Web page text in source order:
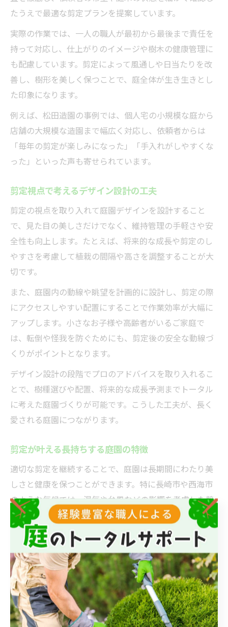
たうえで最適な剪定プランを提案しています。
実際の作業では、一人の職人が最初から最後まで責任を
持って対応し、仕上がりのイメージや樹木の健康管理に
も配慮しています。剪定によって風通しや日当たりを改
善し、樹形を美しく保つことで、庭全体が生き生きとし
た印象になります。
例えば、松田造園の事例では、個人宅の小規模な庭から
店舗の大規模な造園まで幅広く対応し、依頼者からは
「毎年の剪定が楽しみになった」「手入れがしやすくな
った」といった声も寄せられています。
剪定視点で考えるデザイン設計の工夫
剪定の視点を取り入れて庭園デザインを設計すること
で、見た目の美しさだけでなく、維持管理の手軽さや安
全性も向上します。たとえば、将来的な成長や剪定のし
やすさを考慮して植栽の間隔や高さを調整することが大
切です。
また、庭園内の動線や眺望を計画的に設計し、剪定の際
にアクセスしやすい配置にすることで作業効率が大幅に
アップします。小さなお子様や高齢者がいるご家庭で
は、転倒や怪我を防ぐためにも、剪定後の安全な動線づ
くりがポイントとなります。
デザイン設計の段階でプロのアドバイスを取り入れるこ
とで、樹種選びや配置、将来的な成長予測までトータル
に考えた庭園づくりが可能です。こうした工夫が、長く
愛される庭園につながります。
剪定が叶える長持ちする庭園の特徴
適切な剪定を継続することで、庭園は長期間にわたり美
しさと健康を保つことができます。特に長崎市や西海市
のような気候では、湿気や台風などの影響を考慮した剪
定が求められます。
長持ちする庭園の特徴としては、樹木の成長をコントロ
ールしやすい構造や、病害虫を未然に防ぐための風通し
の良さが挙げられます。また、定期的な剪定により、枯
れ枝や不要な枝を取り除くことで、庭全体の健康状態が
維持されます。
利用者の声としては、「毎年の剪定によって、庭木が元